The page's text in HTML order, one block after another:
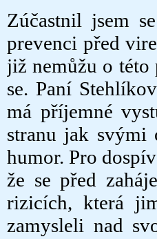
Zúčastnil jsem
prevenci před
již nemůžu o
se. Paní
má příjemné
stranu jak svými
humor. Pro
že se před
rizicích, která
zamysleli nad